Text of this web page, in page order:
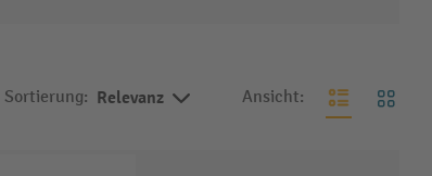
Sortierung: Relevanz Ansicht: